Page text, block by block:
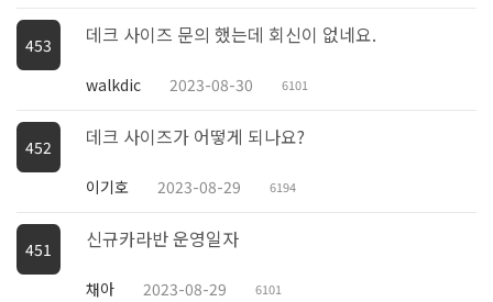
453 데크 사이즈 문의 했는데 회신이 없네요.
walkdic 2023-08-30 6101
452 데크 사이즈가 어떻게 되나요?
이기호 2023-08-29 6194
451 신규카라반 운영일자
채아 2023-08-29 6101